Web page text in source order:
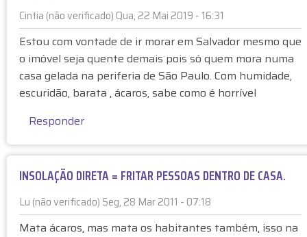
v
e
r
i
f
i
d
o
)
A
C
U
R
D
P
E
N
D
Cintia (não verificado) Qua, 22 Mai 2019 - 16:31
E
m
r
e
s
s
t
a
F
a
Estou com vontade de ir morar em Salvador mesmo que
o imóvel seja quente demais pois só quem mora numa
casa gelada na periferia de São Paulo. Com humidade,
escuridão, barata , ácaros, sabe como é horrível
Responder
INSOLAÇÃO DIRETA = FRITAR PESSOAS DENTRO DE CASA.
Lu (não verificado) Seg, 28 Mar 2011 - 07:18
E
m
Mata ácaros, mas mata os habitantes também, isso na